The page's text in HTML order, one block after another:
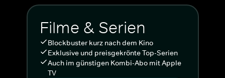
Filme & Serien
Blockbuster kurz nach dem Kino
Exklusive und preisgekrönte Top-Serien
Auch im günstigen Kombi-Abo mit Apple
TV